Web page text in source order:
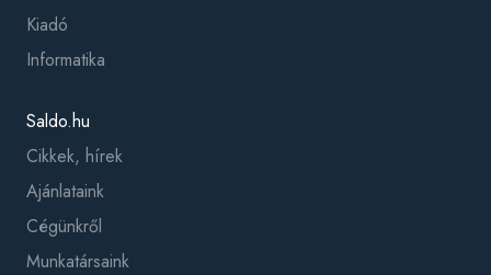
Kiadó
Informatika
Saldo.hu
Cikkek, hírek
Ajánlataink
Cégünkről
Munkatársaink